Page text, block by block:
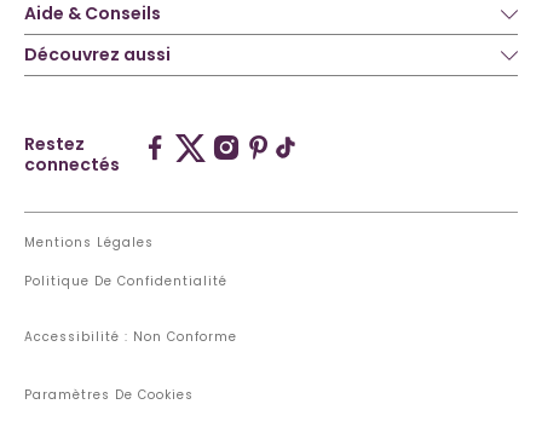
Aide & Conseils
Découvrez aussi
Restez
connectés
Mentions Légales
Politique De Confidentialité
Accessibilité : Non Conforme
Paramètres De Cookies